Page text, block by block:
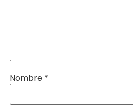
Nombre *